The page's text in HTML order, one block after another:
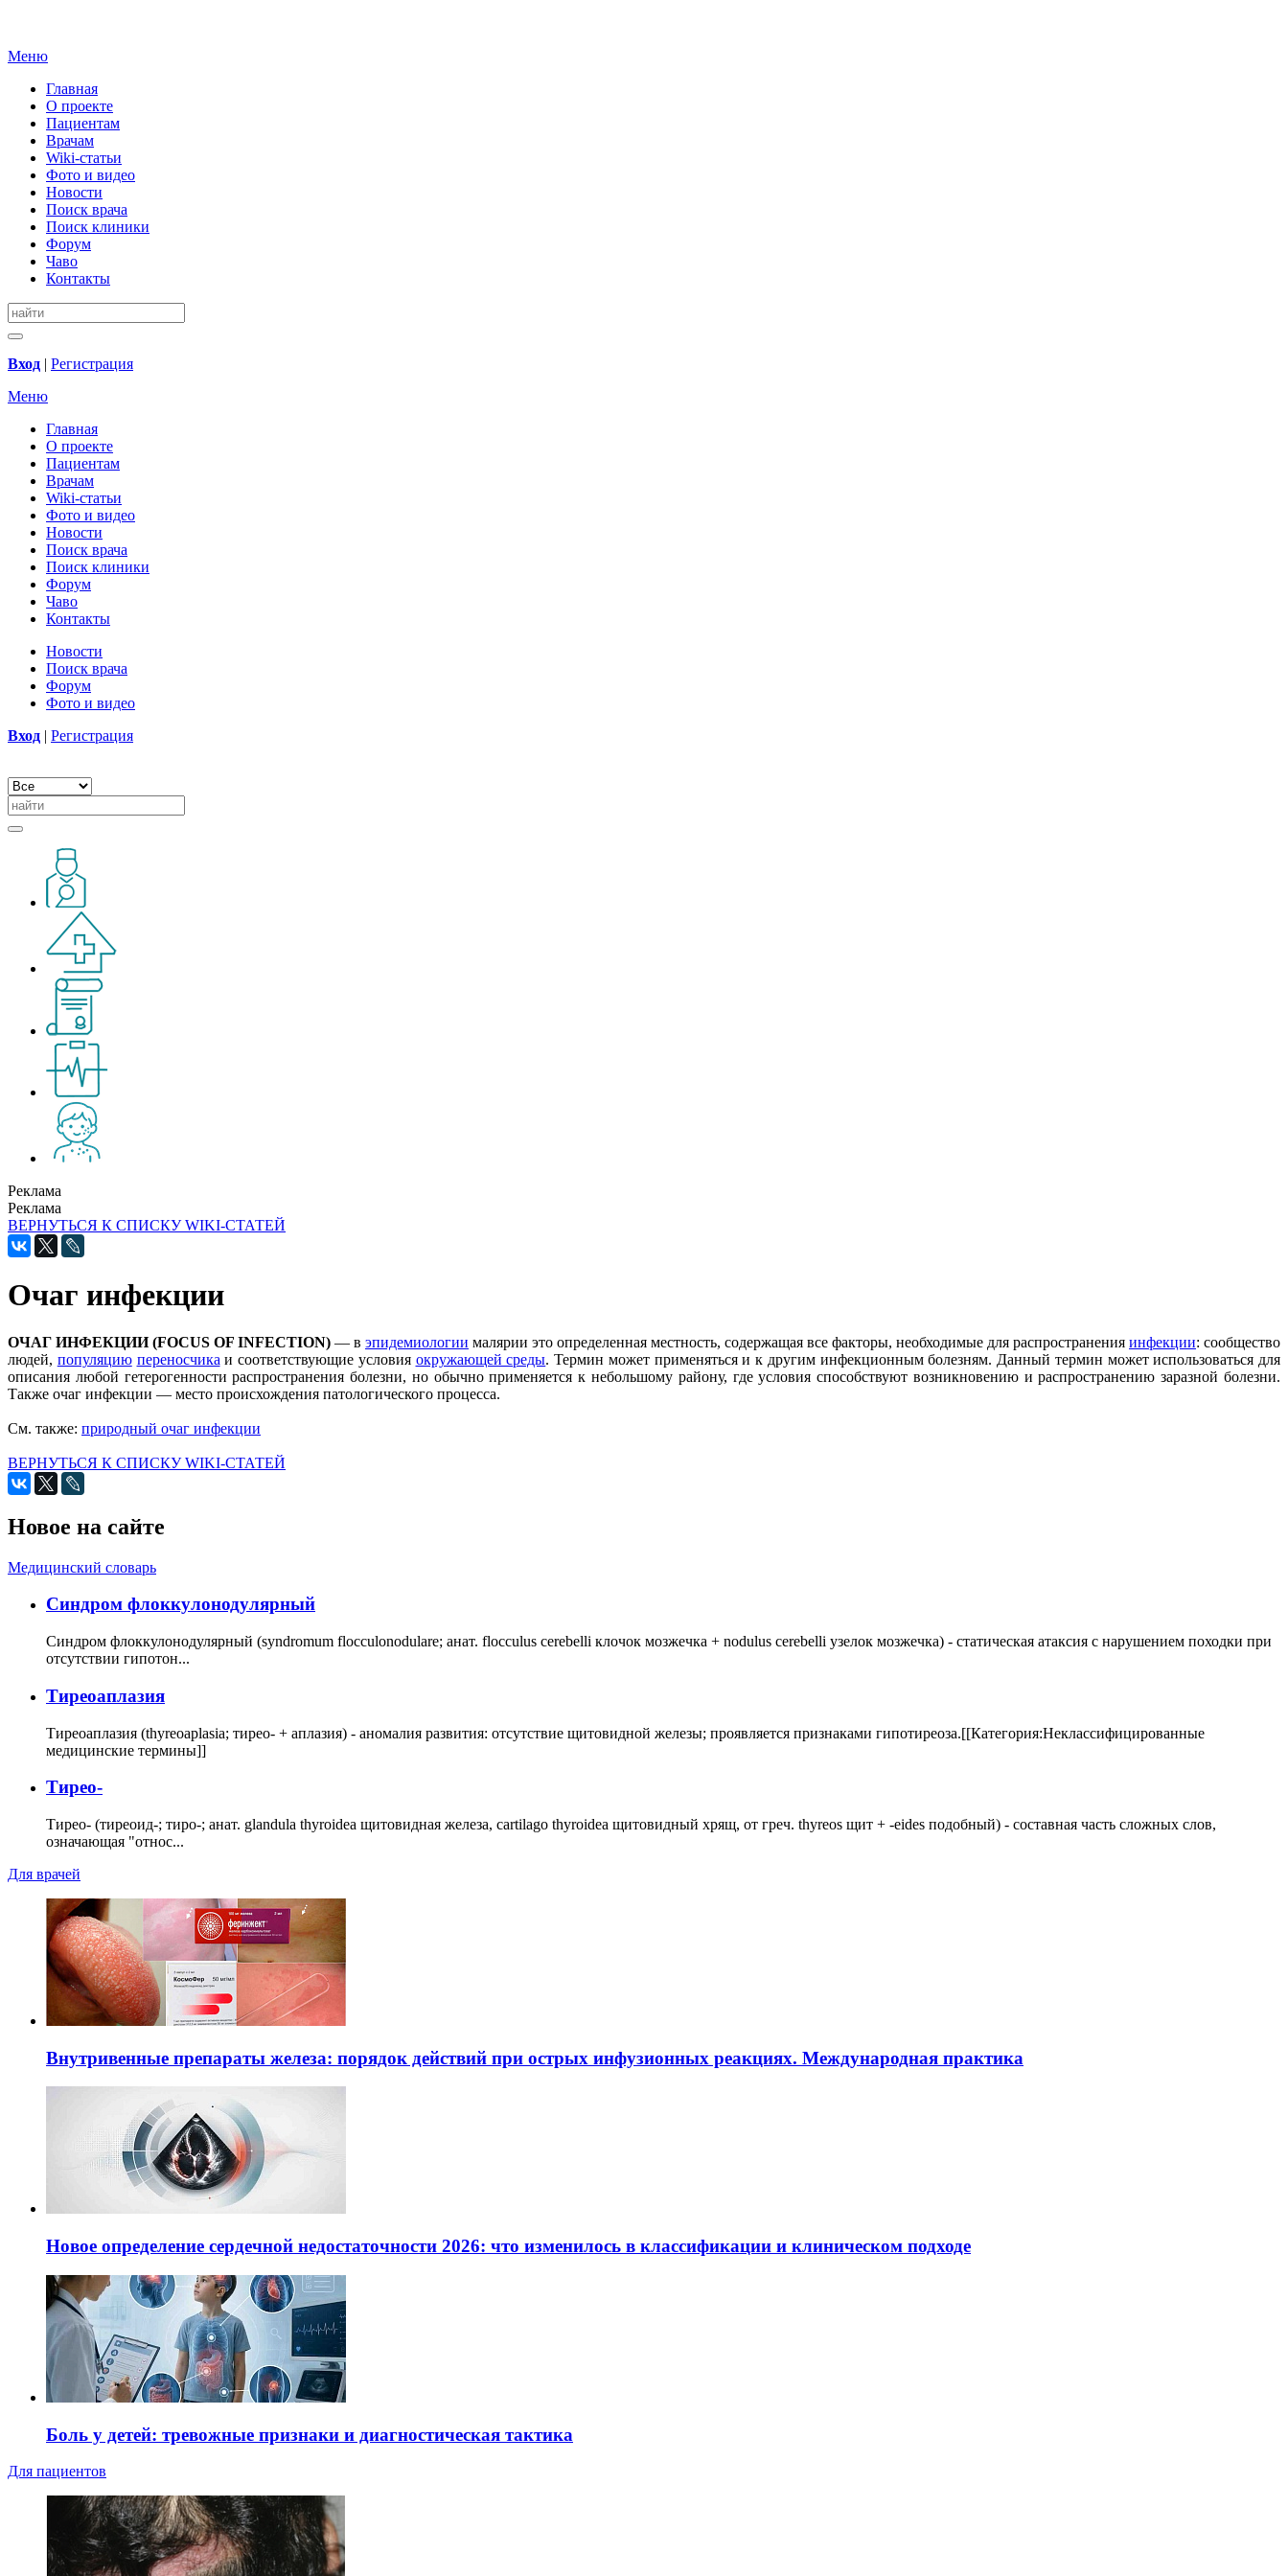
Меню
Главная
О проекте
Пациентам
Врачам
Wiki-статьи
Фото и видео
Новости
Поиск врача
Поиск клиники
Форум
Чаво
Контакты
Вход | Регистрация
Меню
Главная
О проекте
Пациентам
Врачам
Wiki-статьи
Фото и видео
Новости
Поиск врача
Поиск клиники
Форум
Чаво
Контакты
Новости
Поиск врача
Форум
Фото и видео
Вход | Регистрация
Реклама
Реклама
ВЕРНУТЬСЯ К СПИСКУ WIKI-СТАТЕЙ
Очаг инфекции
ОЧАГ ИНФЕКЦИИ (FOCUS OF INFECTION) — в эпидемиологии малярии это определенная местность, содержащая все факторы, необходимые для распространения инфекции: сообщество
людей, популяцию переносчика и соответствующие условия окружающей среды. Термин может применяться и к другим инфекционным болезням. Данный термин может использоваться для
описания любой гетерогенности распространения болезни, но обычно применяется к небольшому району, где условия способствуют возникновению и распространению заразной болезни.
Также очаг инфекции — место происхождения патологического процесса.
См. также: природный очаг инфекции
ВЕРНУТЬСЯ К СПИСКУ WIKI-СТАТЕЙ
Новое на сайте
Медицинский словарь
Cиндром флоккулонодулярный
Синдром флоккулонодулярный (syndromum flocculonodulare; анат. flocculus cerebelli клочок мозжечка + nodulus cerebelli узелок мозжечка) - статическая атаксия с нарушением походки при
отсутствии гипотон...
Тиреоаплазия
Тиреоаплазия (thyreoaplasia; тирео- + аплазия) - аномалия развития: отсутствие щитовидной железы; проявляется признаками гипотиреоза.[[Категория:Неклассифицированные
медицинские термины]]
Тирео-
Тирео- (тиреоид-; тиро-; анат. glandula thyroidea щитовидная железа, cartilago thyroidea щитовидный хрящ, от греч. thyreos щит + -eides подобный) - составная часть сложных слов,
означающая "относ...
Для врачей
Внутривенные препараты железа: порядок действий при острых инфузионных реакциях. Международная практика
Новое определение сердечной недостаточности 2026: что изменилось в классификации и клиническом подходе
Боль у детей: тревожные признаки и диагностическая тактика
Для пациентов